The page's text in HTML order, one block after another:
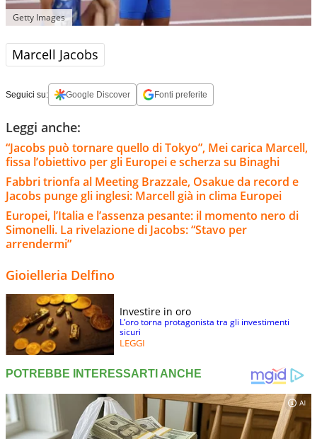
Getty Images
Marcell Jacobs
Seguici su: Google Discover Fonti preferite
Leggi anche:
“Jacobs può tornare quello di Tokyo”, Mei carica Marcell,
fissa l’obiettivo per gli Europei e scherza su Binaghi
Fabbri trionfa al Meeting Brazzale, Osakue da record e
Jacobs punge gli inglesi: Marcell già in clima Europei
Europei, l’Italia e l’assenza pesante: il momento nero di
Simonelli. La rivelazione di Jacobs: “Stavo per
arrendermi”
Gioielleria Delfino
Investire in oro
L’oro torna protagonista tra gli investimenti
sicuri
LEGGI